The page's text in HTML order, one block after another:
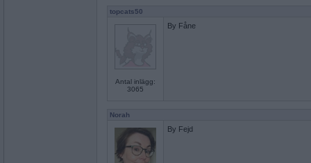
topcats50
Antal inlägg:
3065
By Fåne
Norah
By Fejd